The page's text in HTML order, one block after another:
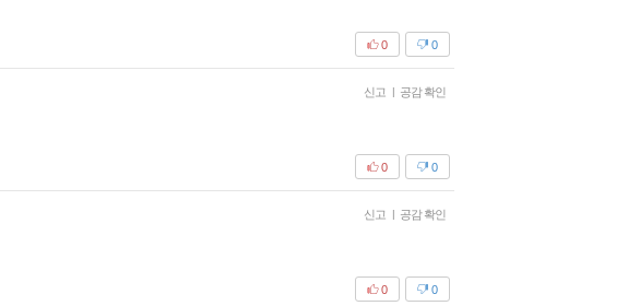
0
0
신고 | 공감 확인
0
0
신고 | 공감 확인
0
0